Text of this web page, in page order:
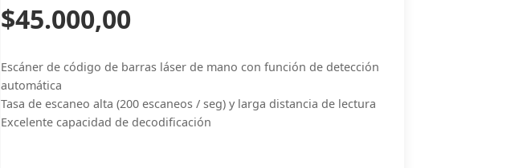
$45.000,00
Escáner de código de barras láser de mano con función de detección
automática
Tasa de escaneo alta (200 escaneos / seg) y larga distancia de lectura
Excelente capacidad de decodificación